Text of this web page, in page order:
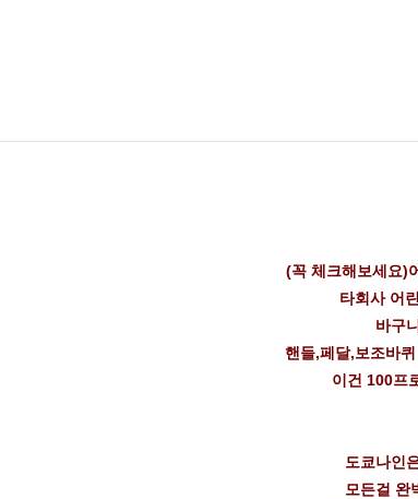
(꼭 체크해보세요)
타회사 어
바구
핸들,페달,보조바
이건 100프
도쿄나인
모든걸 완